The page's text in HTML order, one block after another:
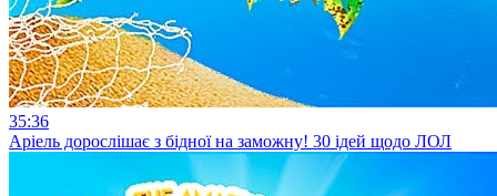
35:36
Аріель дорослішає з бідної на заможну! 30 ідей щодо ЛОЛ